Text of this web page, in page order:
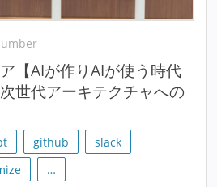
【AIが作りAIが使う時代
世代アーキテクチャへの
github
slack
…